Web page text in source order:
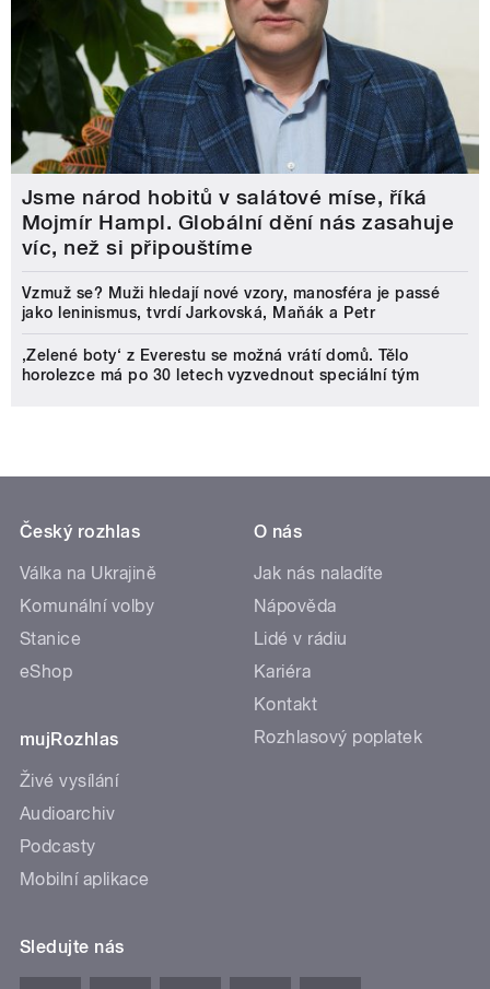
Jsme národ hobitů v salátové míse, říká
Mojmír Hampl. Globální dění nás zasahuje
víc, než si připouštíme
Vzmuž se? Muži hledají nové vzory, manosféra je passé
jako leninismus, tvrdí Jarkovská, Maňák a Petr
‚Zelené boty‘ z Everestu se možná vrátí domů. Tělo
horolezce má po 30 letech vyzvednout speciální tým
Český rozhlas
Válka na Ukrajině
Komunální volby
Stanice
eShop
mujRozhlas
Živé vysílání
Audioarchiv
Podcasty
Mobilní aplikace
O nás
Jak nás naladíte
Nápověda
Lidé v rádiu
Kariéra
Kontakt
Rozhlasový poplatek
Sledujte nás